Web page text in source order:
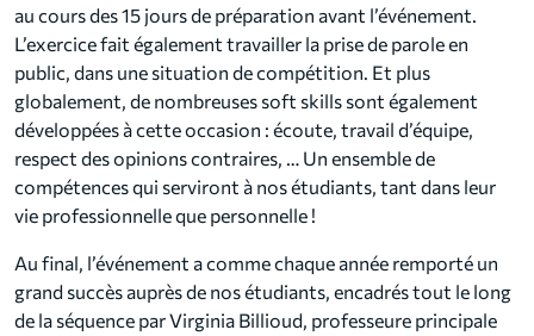
au cours des 15 jours de préparation avant l’événement.
L’exercice fait également travailler la prise de parole en
public, dans une situation de compétition. Et plus
globalement, de nombreuses soft skills sont également
développées à cette occasion : écoute, travail d’équipe,
respect des opinions contraires, … Un ensemble de
compétences qui serviront à nos étudiants, tant dans leur
vie professionnelle que personnelle !
Au final, l’événement a comme chaque année remporté un
grand succès auprès de nos étudiants, encadrés tout le long
de la séquence par Virginia Billioud, professeure principale